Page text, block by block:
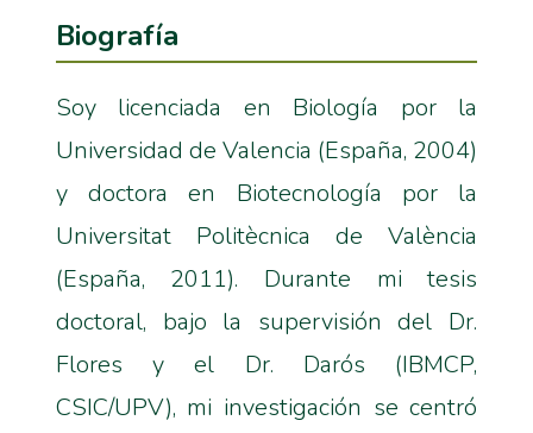
Biografía
Soy licenciada en Biología por la
Universidad de Valencia (España, 2004)
y doctora en Biotecnología por la
Universitat Politècnica de València
(España, 2011). Durante mi tesis
doctoral, bajo la supervisión del Dr.
Flores y el Dr. Darós (IBMCP,
CSIC/UPV), mi investigación se centró